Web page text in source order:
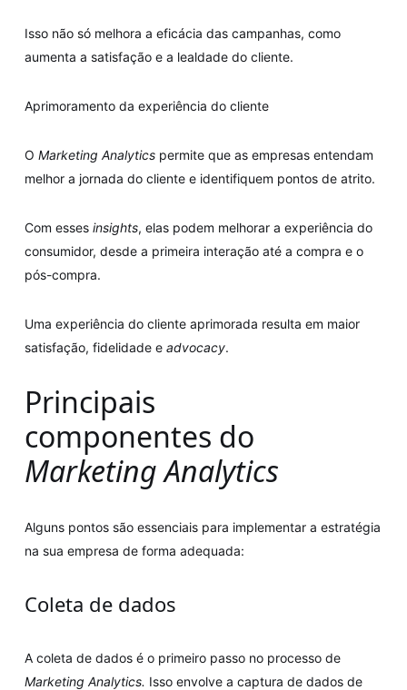
Isso não só melhora a eficácia das campanhas, como
aumenta a satisfação e a lealdade do cliente.
Aprimoramento da experiência do cliente
O Marketing Analyticspermite que as empresas entendam
melhor a jornada do cliente e identifiquem pontos de atrito.
Com esses insights, elas podem melhorar a experiência do
consumidor, desde a primeira interação até a compra e o
pós-compra.
Uma experiência do cliente aprimorada resulta em maior
satisfação, fidelidade e advocacy.
Principais
componentes do
Marketing Analytics
Alguns pontos são essenciais para implementar a estratégia
na sua empresa de forma adequada:
Coleta de dados
A coleta de dados é o primeiro passo no processo de
Marketing Analytics. Isso envolve a captura de dados de